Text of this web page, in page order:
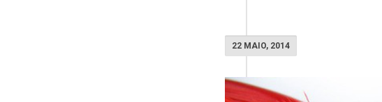
22 MAIO, 2014